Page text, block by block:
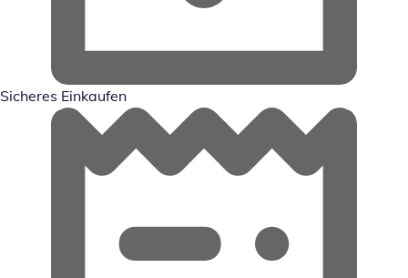
Sicheres Einkaufen